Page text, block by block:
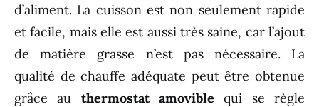
d’aliment. La cuisson est non seulement rapide
et facile, mais elle est aussi très saine, car l’ajout
de matière grasse n’est pas nécessaire. La
qualité de chauffe adéquate peut être obtenue
grâce au thermostat amovible qui se règle